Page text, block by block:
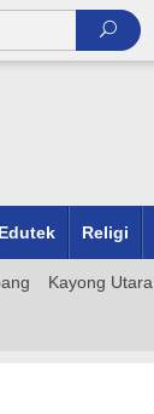
Edutek Religi
Kayong Utara